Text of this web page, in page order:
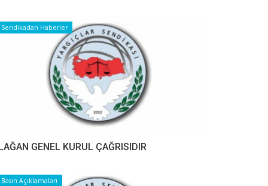
Sendikadan Haberler
GENEL KURUL ÇAĞRISIDIR
Basın Açıklamaları